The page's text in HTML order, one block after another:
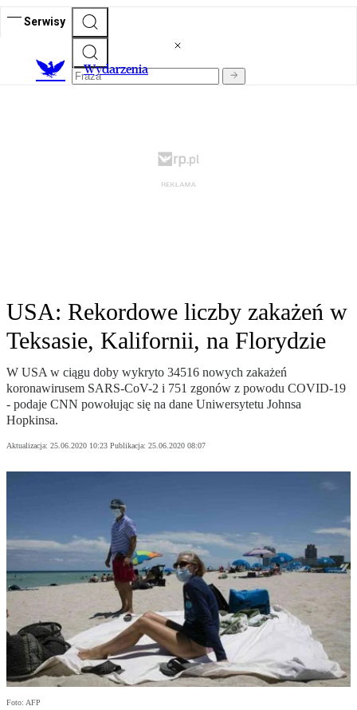
Serwisy
Wydarzenia
USA: Rekordowe liczby zakażeń w
Teksasie, Kalifornii, na Florydzie
W USA w ciągu doby wykryto 34516 nowych zakażeń
koronawirusem SARS-CoV-2 i 751 zgonów z powodu COVID-19
- podaje CNN powołując się na dane Uniwersytetu Johnsa
Hopkinsa.
Aktualizacja: 25.06.2020 10:23 Publikacja: 25.06.2020 08:07
Foto: AFP